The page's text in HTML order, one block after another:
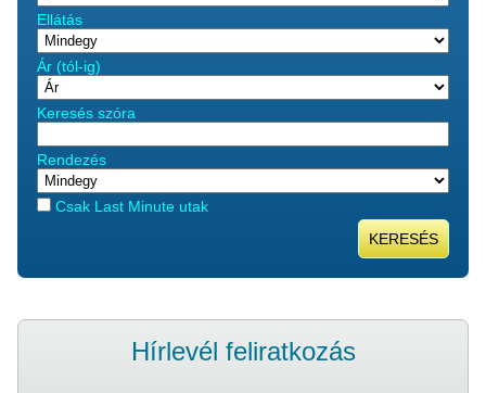
Ellátás
Ár (tól-ig)
Keresés szóra
Rendezés
Csak Last Minute utak
KERESÉS
Hírlevél feliratkozás